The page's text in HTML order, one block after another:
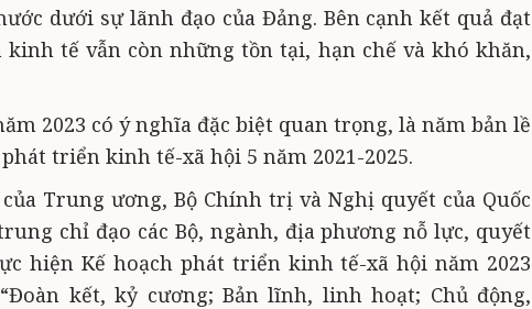
dưới sự lãnh đạo của Đảng. Bên cạnh kết quả đạt
kinh tế vẫn còn những tồn tại, hạn chế và khó khăn,
2023 có ý nghĩa đặc biệt quan trọng, là năm bản lề
triển kinh tế-xã hội 5 năm 2021-2025.
Trung ương, Bộ Chính trị và Nghị quyết của Quốc
chỉ đạo các Bộ, ngành, địa phương nỗ lực, quyết
hiện Kế hoạch phát triển kinh tế-xã hội năm 2023
kết, kỷ cương; Bản lĩnh, linh hoạt; Chủ động,